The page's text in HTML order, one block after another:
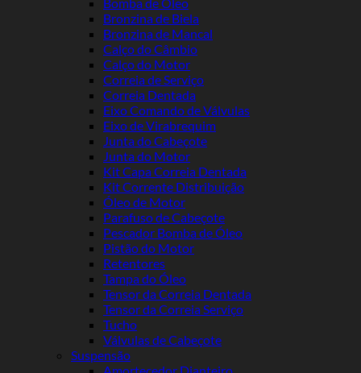
Bronzina de Biela
Bronzina de Mancal
Calço do Câmbio
Calço do Motor
Correia de Serviço
Correia Dentada
Eixo Comando de Válvulas
Eixo de Virabrequim
Junta do Cabeçote
Junta do Motor
Kit Capa Correia Dentada
Kit Corrente Distribuição
Óleo de Motor
Parafuso de Cabeçote
Pescador Bomba de Óleo
Pistão do Motor
Retentores
Tampa do Óleo
Tensor da Correia Dentada
Tensor da Correia Serviço
Tucho
Válvulas de Cabeçote
Suspensão